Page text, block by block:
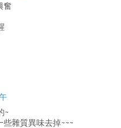
奮
~
雜質異味去掉~~~